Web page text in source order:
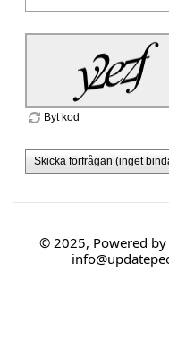
Byt kod
Skicka förfrågan (inget
© 2025, Powered